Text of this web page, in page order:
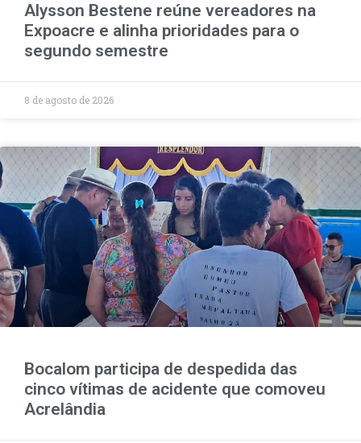
Alysson Bestene reúne vereadores na
Expoacre e alinha prioridades para o
segundo semestre
8 de agosto de 2026
Bocalom participa de despedida das
cinco vítimas de acidente que comoveu
Acrelândia